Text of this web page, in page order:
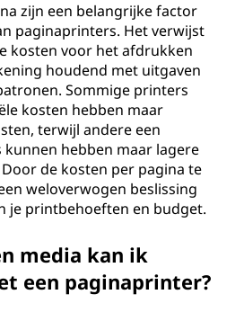
zijn een belangrijke factor
paginaprinters. Het verwijst
kosten voor het afdrukken
houdend met uitgaven
Sommige printers
kosten hebben maar
terwijl andere een
hebben maar lagere
de kosten per pagina te
weloverwogen beslissing
je printbehoeften en budget.
media kan ik
een paginaprinter?